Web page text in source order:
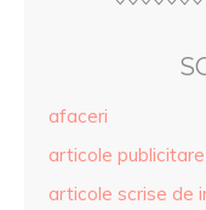
afaceri
articole publicitare
articole scrise de